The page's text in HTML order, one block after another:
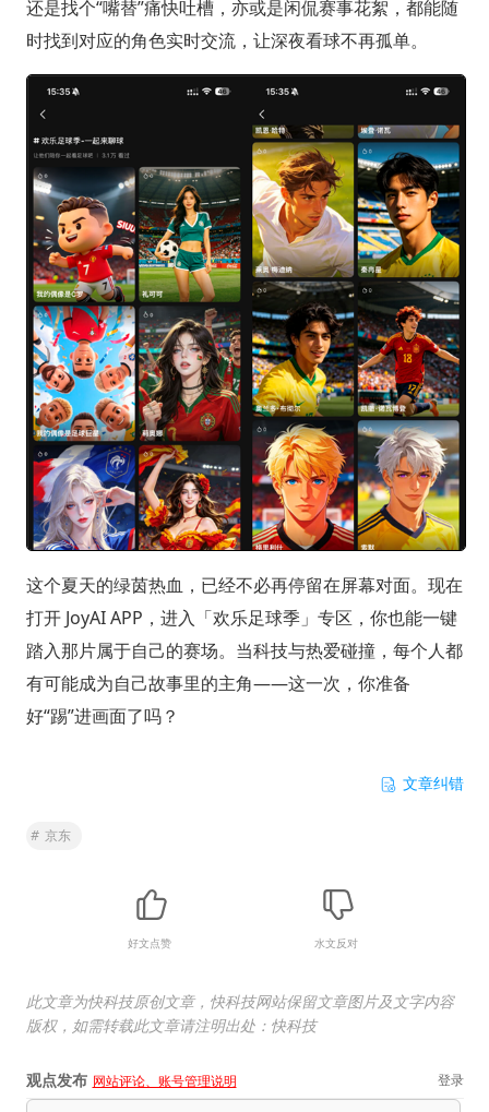
还是找个“嘴替”痛快吐槽，亦或是闲侃赛事花絮，都能随
时找到对应的角色实时交流，让深夜看球不再孤单。
这个夏天的绿茵热血，已经不必再停留在屏幕对面。现在
打开 JoyAI APP，进入「欢乐足球季」专区，你也能一键
踏入那片属于自己的赛场。当科技与热爱碰撞，每个人都
有可能成为自己故事里的主角——这一次，你准备
好“踢”进画面了吗？
文章纠错
# 京东
好文点赞 水文反对
此文章为快科技原创文章，快科技网站保留文章图片及文字内容
版权，如需转载此文章请注明出处：快科技
观点发布 网站评论、账号管理说明 登录